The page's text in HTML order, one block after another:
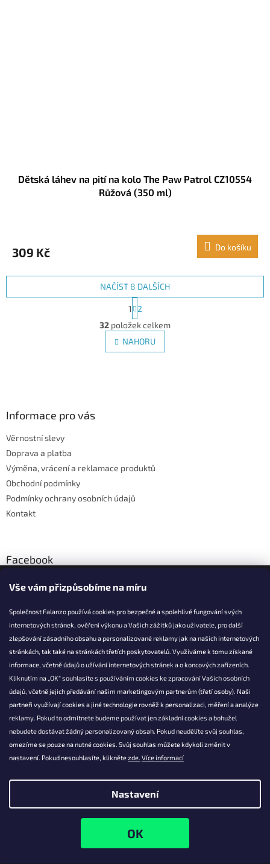
Vše vám přizpůsobíme na míru
Společnost Falanzo používá cookies pro bezpečné a spolehlivé fungování svých
internetových stránek, ověření výkonu a Vašich zážitků jako uživatele, pro další
zlepšování zásadního obsahu a personalizované reklamy jak na našich internetových
stránkách, tak také na stránkách třetích poskytovatelů. Využíváme k tomu získané
informace, včetně údajů o užívání internetových stránek a o koncových zařízeních.
Kliknutím na „OK“ souhlasíte s používáním cookies ke zpracování Vašich osobních
údajů, včetně jejich předávání našim marketingovým partnerům (třetí osoby). Naši
partneři využívají cookies a jiné technologie rovněž k personalizaci, měření a analýze
reklamy. Pokud to odmítnete budeme používat jen základní cookies a bohužel
nebudete dostávat žádný personalizovaný obsah. Pokud neudělíte svůj souhlas,
omezíme se pouze na nutné cookies. Svůj souhlas můžete kdykoli změnit v
nastavení. Pokud nesouhlasíte, kliknětezde. Více informací
Nastavení
Dětská láhev na pití na kolo The Paw Patrol CZ10554
Růžová (350 ml)
309 Kč Do košíku
O
v
l
á
v
i
NAČÍST 8 DALŠÍCH
t
r
á
n
k
1
2
32 položek celkem
NAHORU
Informace pro vás
Věrnostní slevy
Doprava a platba
Výměna, vrácení a reklamace produktů
Obchodní podmínky
Podmínky ochrany osobních údajů
Kontakt
Facebook
KONTAKT
info@falanzo.cz
Falanzo.cz
FalanzoCZ
Falanzo.cz. Všechna práva vyhrazena.